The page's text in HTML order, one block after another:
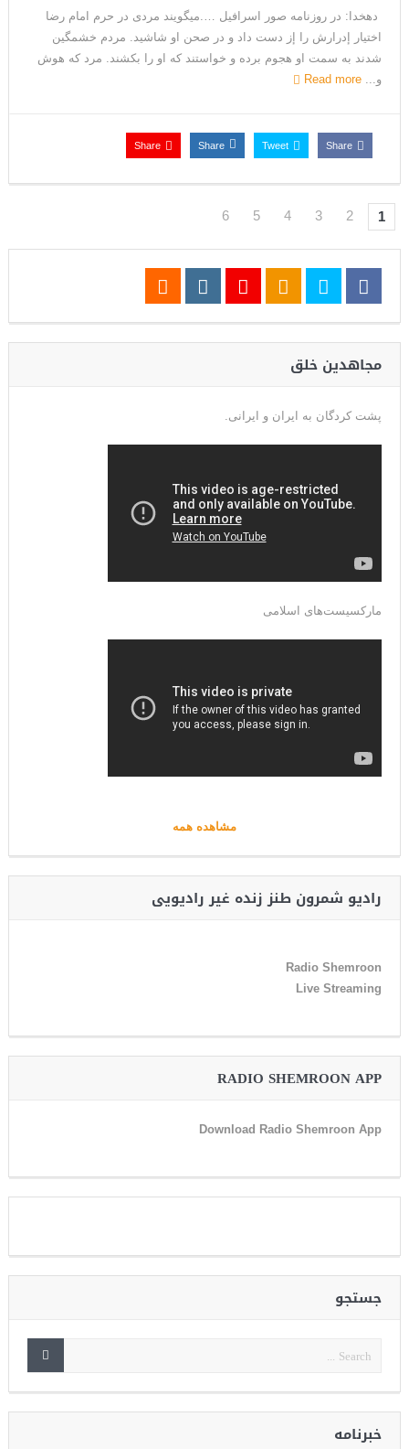
دهخدا: در روزنامه صور اسرافیل ….میگویند مردى در حرم امام رضا
اختیار إدرارش را إز دست داد و در صحن او شاشید. مردم خشمگین
شدند به سمت او هجوم برده و خواستند که او را بکشند. مرد که هوش
و... Read more
Share
Tweet
Share
Share
1
2
3
4
5
6
مجاهدین خلق
پشت کردگان به ایران و ایرانی.
مارکسیست‌های اسلامی
مشاهده همه
رادیو شمرون طنز زنده غیر رادیویی
Radio Shemroon
Live Streaming
RADIO SHEMROON APP
Download Radio Shemroon App
جستجو
خبرنامه